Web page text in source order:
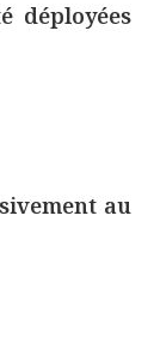
déployées
au